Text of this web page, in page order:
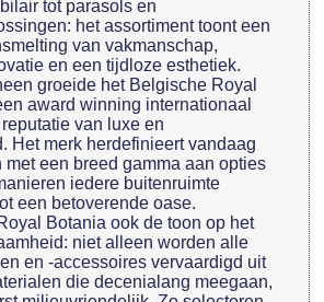
tot parasols en
het assortiment toont een
van vakmanschap,
en een tijdloze esthetiek.
groeide het Belgische Royal
award winning internationaal
van luxe en
Het merk herdefinieert vandaag
met een breed gamma aan opties
iedere buitenruimte
een betoverende oase.
Botania ook de toon op het
niet alleen worden alle
en -accessoires vervaardigd uit
die decenialang meegaan,